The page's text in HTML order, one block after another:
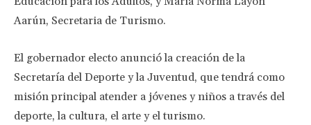
Aarún, Secretaria de Turismo.
El gobernador electo anunció la creación de la
Secretaría del Deporte y la Juventud, que tendrá como
misión principal atender a jóvenes y niños a través del
deporte, la cultura, el arte y el turismo.